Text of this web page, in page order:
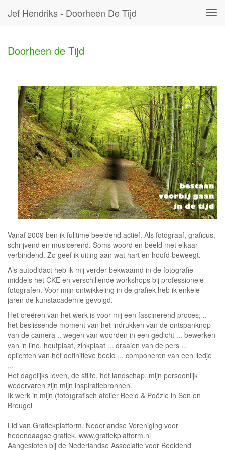
Jef Hendriks - Doorheen De Tijd
Doorheen de Tijd
Vanaf 2009 ben ik fulltime beeldend actief. Als fotograaf, graficus,
schrijvend en musicerend. Soms woord en beeld met elkaar
verbindend. Zo geef ik uiting aan wat hart en hoofd beweegt.
Als autodidact heb ik mij verder bekwaamd in de fotografie
middels het CKE en verschillende workshops bij professionele
fotografen. Voor mijn ontwikkeling in de grafiek heb ik enkele
jaren de kunstacademie gevolgd.
Het creëren van het werk is voor mij een fascinerend proces; ..
het beslissende moment van het indrukken van de ontspanknop
van de camera .. wegen van woorden in een gedicht ... bewerken
van ‘n lino, houtplaat, zinkplaat ... draaien van de pers ...
oplichten van het definitieve beeld ... componeren van een liedje
...
Het dagelijks leven, de stilte, het landschap, mijn persoonlijk
wedervaren zijn mijn inspiratiebronnen.
Ik werk in mijn (foto)grafisch atelier Beeld & Poëzie in Son en
Breugel
Lid van Grafiekplatform, Nederlandse Vereniging voor
hedendaagse grafiek. www.grafiekplatform.nl
Aangesloten bij de Nederlandse Associatie voor Beeldend